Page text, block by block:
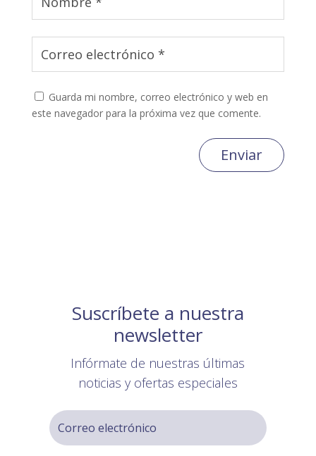
Guarda mi nombre, correo electrónico y web en
este navegador para la próxima vez que comente.
Enviar
Suscríbete a nuestra
newsletter
Infórmate de nuestras últimas
noticias y ofertas especiales